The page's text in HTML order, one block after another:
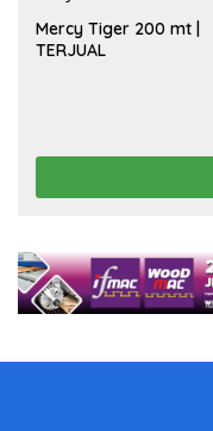
Mercy Tiger 200 mt |
TERJUAL